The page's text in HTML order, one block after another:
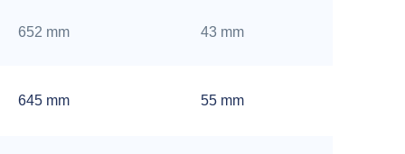
652 mm 43 mm
645 mm 55 mm